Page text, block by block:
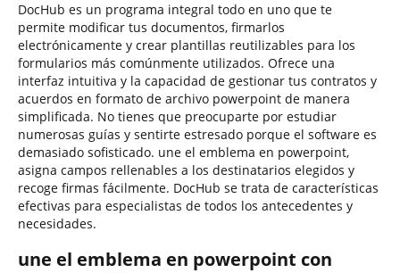
DocHub es un programa integral todo en uno que te
permite modificar tus documentos, firmarlos
electrónicamente y crear plantillas reutilizables para los
formularios más comúnmente utilizados. Ofrece una
interfaz intuitiva y la capacidad de gestionar tus contratos y
acuerdos en formato de archivo powerpoint de manera
simplificada. No tienes que preocuparte por estudiar
numerosas guías y sentirte estresado porque el software es
demasiado sofisticado. une el emblema en powerpoint,
asigna campos rellenables a los destinatarios elegidos y
recoge firmas fácilmente. DocHub se trata de características
efectivas para especialistas de todos los antecedentes y
necesidades.
une el emblema en powerpoint con